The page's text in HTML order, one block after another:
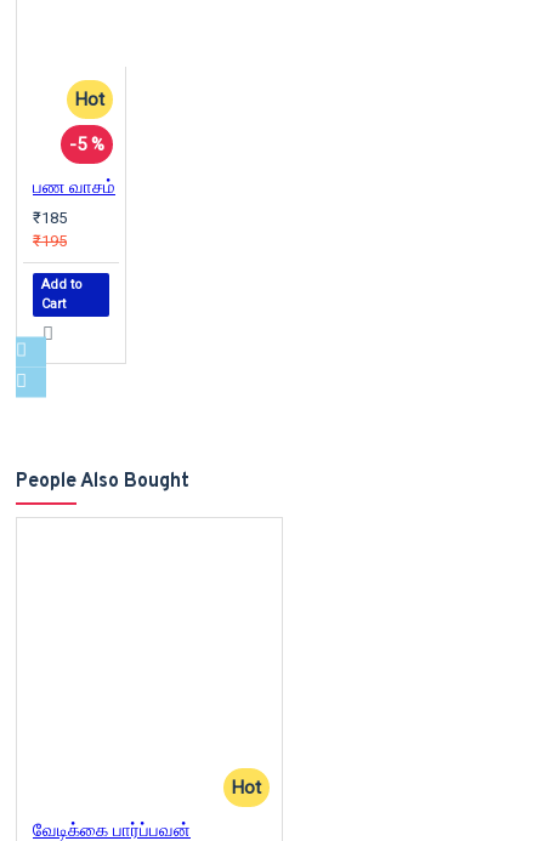
Hot
-5 %
பண வாசம்
₹185
₹195
Add to
Cart
People Also Bought
Hot
வேடிக்கை பார்ப்பவன்